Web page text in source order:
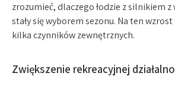
zrozumieć, dlaczego łodzie z silnikiem z
stały się wyborem sezonu. Na ten
kilka czynników zewnętrznych.
Zwiększenie rekreacyjnej